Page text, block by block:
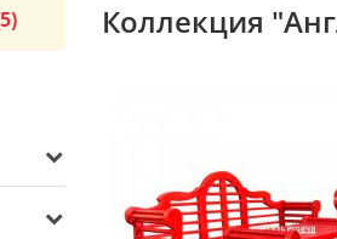
Коллекция